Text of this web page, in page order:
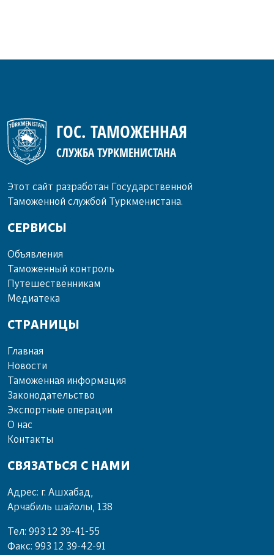
ГОС. ТАМОЖЕННАЯ
СЛУЖБА ТУРКМЕНИСТАНА
Этот сайт разработан Государственной
Таможенной службой Туркменистана.
СЕРВИСЫ
Объ­яв­ле­ния
Та­мо­жен­ный кон­троль
Пу­те­шест­вен­ни­кам
Ме­диа­те­ка
СТРАНИЦЫ
Главная
Новости
Таможенная информация
Законодательство
Экспортные операции
О нас
Контакты
СВЯЗАТЬСЯ С НАМИ
Адрес: г. Ашхабад,
Арчабиль шайолы, 138
Тел: 993 12 39-41-55
Факс: 993 12 39-42-91